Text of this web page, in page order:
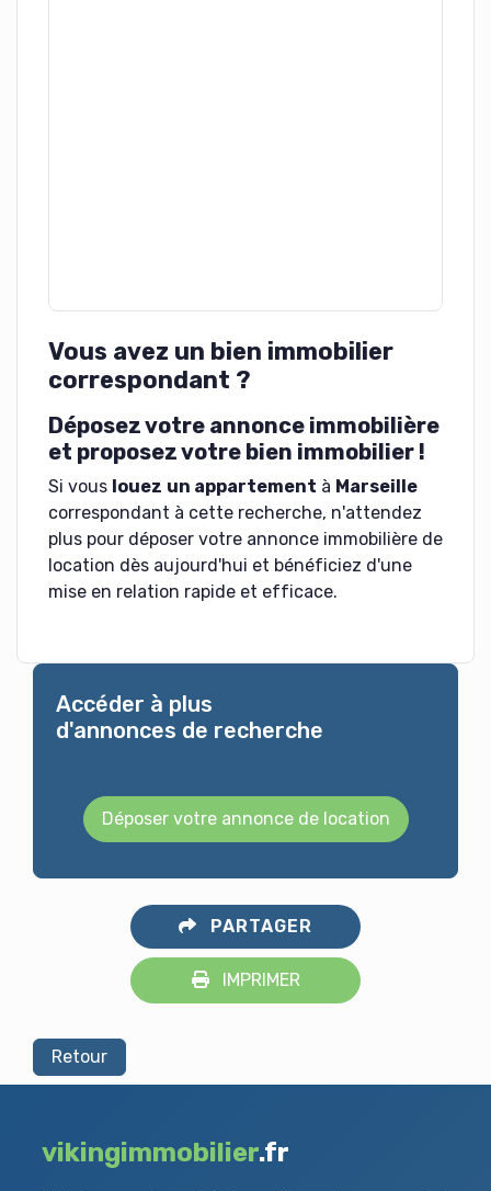
Vous avez un bien immobilier
correspondant ?
Déposez votre annonce immobilière
et proposez votre bien immobilier !
Si vous louez un appartement à Marseille
correspondant à cette recherche, n'attendez
plus pour déposer votre annonce immobilière de
location dès aujourd'hui et bénéficiez d'une
mise en relation rapide et efficace.
Accéder à plus
d'annonces de recherche
Déposer votre annonce de location
PARTAGER
IMPRIMER
Retour
vikingimmobilier.fr